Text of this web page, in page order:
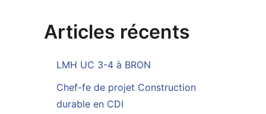
Articles récents
LMH UC 3-4 à BRON
Chef-fe de projet Construction
durable en CDI